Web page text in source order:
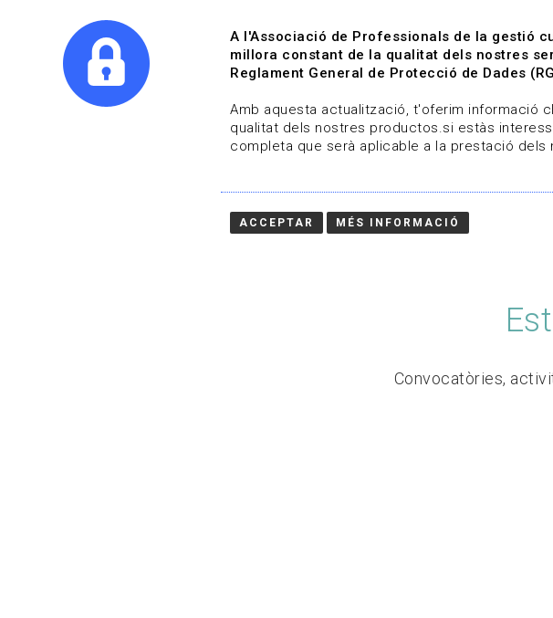
Qui som Línies de
Convocatòries,
A l'Associació de Professionals de la gestió
millora constant de la qualitat dels nostres
Reglament General de Protecció de Dades
Amb aquesta actualització, t'oferim informació
qualitat dels nostres productos.si estàs
completa que serà aplicable a la prestació dels
ACCEPTAR MÉS INFORMACIÓ